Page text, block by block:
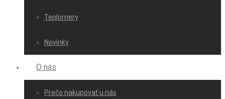
Teplomery
Novinky
O nás
Prečo nakupovať u nás